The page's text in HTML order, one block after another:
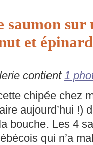
saumon
et
contient 1
chipée chez
aujourd’hui !)
la bouche. Les 4
qui n’a